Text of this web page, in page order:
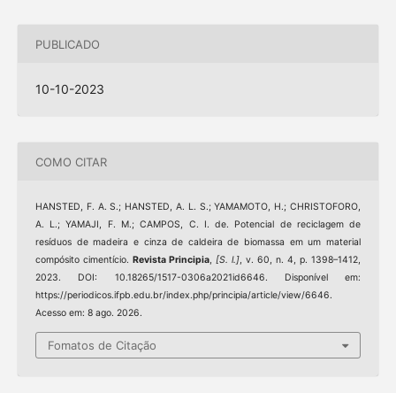
PUBLICADO
10-10-2023
COMO CITAR
HANSTED, F. A. S.; HANSTED, A. L. S.; YAMAMOTO, H.; CHRISTOFORO,
A. L.; YAMAJI, F. M.; CAMPOS, C. I. de. Potencial de reciclagem de
resíduos de madeira e cinza de caldeira de biomassa em um material
compósito cimentício. Revista Principia,[S. l.], v. 60, n. 4, p. 1398–1412,
2023. DOI: 10.18265/1517-0306a2021id6646. Disponível em:
https://periodicos.ifpb.edu.br/index.php/principia/article/view/6646.
Acesso em: 8 ago. 2026.
Fomatos de Citação